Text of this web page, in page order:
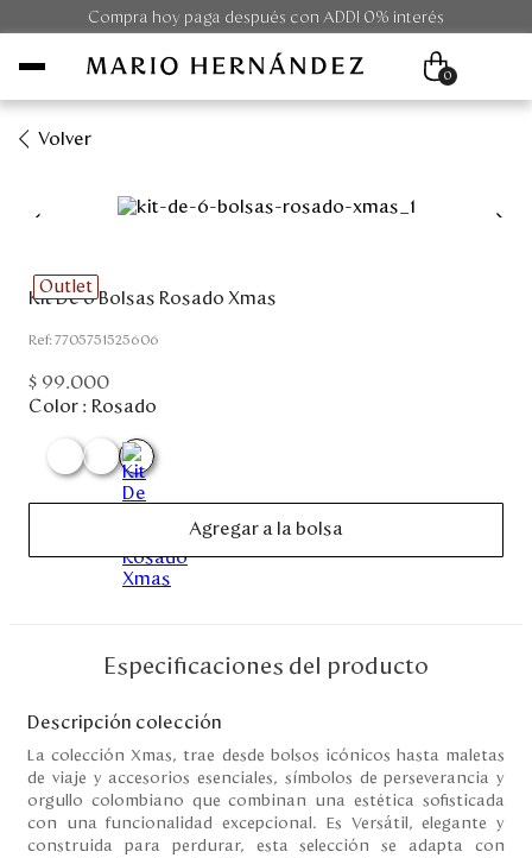
Compra hoy paga después con ADDI 0% interés
Unisex
Disney
Servicio al cliente
Nuestras Tiendas
0
Volver
Outlet
Kit De 6 Bolsas Rosado Xmas
:7705751525606
$ 99.000
Color : Rosado
Agregar a la bolsa
Especificaciones del producto
Descripción colección
La colección Xmas, trae desde bolsos icónicos hasta maletas
de viaje y accesorios esenciales, símbolos de perseverancia y
orgullo colombiano que combinan una estética sofisticada
con una funcionalidad excepcional. Es Versátil, elegante y
construida para perdurar, esta selección se adapta con